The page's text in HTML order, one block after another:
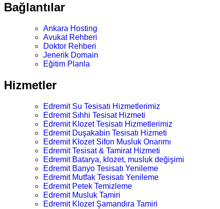
Bağlantılar
Ankara Hosting
Avukat Rehberi
Doktor Rehberi
Jenerik Domain
Eğitim Planla
Hizmetler
Edremit Su Tesisatı Hizmetlerimiz
Edremit Sıhhi Tesisat Hizmeti
Edremit Klozet Tesisatı Hizmetlerimiz
Edremit Duşakabin Tesisatı Hizmeti
Edremit Klozet Sifon Musluk Onarımı
Edremit Tesisat & Tamirat Hizmeti
Edremit Batarya, klozet, musluk değişimi
Edremit Banyo Tesisatı Yenileme
Edremit Mutfak Tesisatı Yenileme
Edremit Petek Temizleme
Edremit Musluk Tamiri
Edremit Klozet Şamandıra Tamiri